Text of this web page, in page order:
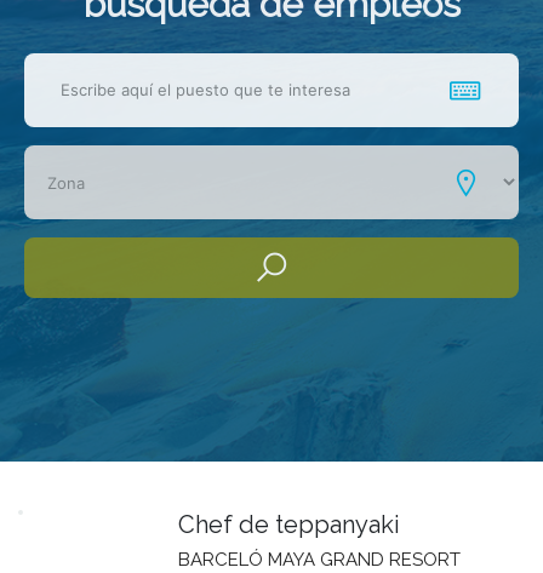
Chef de teppanyaki
BARCELÓ MAYA GRAND RESORT